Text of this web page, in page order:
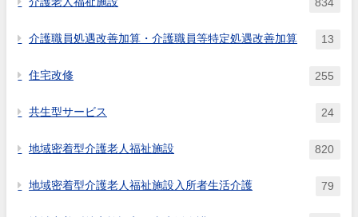
834
介護職員処遇改善加算・介護職員等特定処遇改善加算 13
住宅改修 255
共生型サービス 24
地域密着型介護老人福祉施設 820
地域密着型介護老人福祉施設入所者生活介護 79